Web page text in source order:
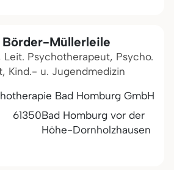
Müllerleile
Psychotherapeut, Psycho.
Kind.- u. Jugendmedizin
Bad Homburg GmbH
61350Bad Homburg vor der
Höhe-Dornholzhausen